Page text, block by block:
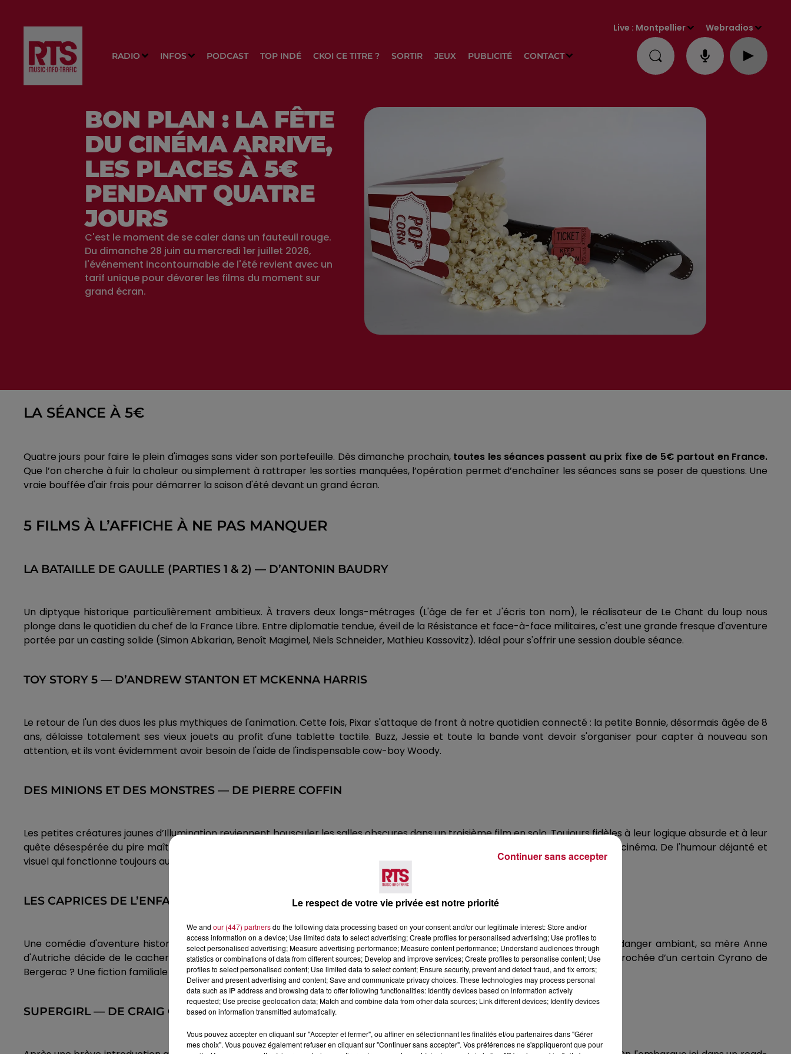
RADIO INFOS PODCAST TOP INDÉ CKOI CE TITRE ? SORTIR JEUX PUBLICITÉ CONTACT
Live : Montpellier Webradios
BON PLAN : LA FÊTE
DU CINÉMA ARRIVE,
LES PLACES À 5€
PENDANT QUATRE
JOURS
C'est le moment de se caler dans un fauteuil rouge.
Du dimanche 28 juin au mercredi 1er juillet 2026,
l'événement incontournable de l'été revient avec un
tarif unique pour dévorer les films du moment sur
grand écran.
LA SÉANCE À 5€
Quatre jours pour faire le plein d'images sans vider son portefeuille. Dès dimanche prochain,toutes les séances passent au prix fixe de 5€ partout en France.
Que l’on cherche à fuir la chaleur ou simplement à rattraper les sorties manquées, l’opération permet d’enchaîner les séances sans se poser de questions. Une
vraie bouffée d'air frais pour démarrer la saison d'été devant un grand écran.
5 FILMS À L’AFFICHE À NE PAS MANQUER
LA BATAILLE DE GAULLE (PARTIES 1 & 2) — D’ANTONIN BAUDRY
Un diptyque historique particulièrement ambitieux. À travers deux longs-métrages (L'âge de fer et J'écris ton nom), le réalisateur de Le Chant du loup nous
plonge dans le quotidien du chef de la France Libre. Entre diplomatie tendue, éveil de la Résistance et face-à-face militaires, c'est une grande fresque d'aventure
portée par un casting solide (Simon Abkarian, Benoît Magimel, Niels Schneider, Mathieu Kassovitz). Idéal pour s'offrir une session double séance.
TOY STORY 5 — D’ANDREW STANTON ET MCKENNA HARRIS
Le retour de l'un des duos les plus mythiques de l'animation. Cette fois, Pixar s'attaque de front à notre quotidien connecté : la petite Bonnie, désormais âgée de 8
ans, délaisse totalement ses vieux jouets au profit d'une tablette tactile. Buzz, Jessie et toute la bande vont devoir s'organiser pour capter à nouveau son
attention, et ils vont évidemment avoir besoin de l'aide de l'indispensable cow-boy Woody.
DES MINIONS ET DES MONSTRES — DE PIERRE COFFIN
Les petites créatures jaunes d’Illumination reviennent bousculer les salles obscures dans un troisième film en solo. Toujours fidèles à leur logique absurde et à leur
quête désespérée du pire maître possible, les Minions vont cette fois débarquer dans un univers inattendu, fait d'histoires et de cinéma. De l'humour déjanté et
visuel qui fonctionne toujours aussi bien.
LES CAPRICES DE L’ENFANT ROI — DE MICHEL LECLERC
Une comédie d'aventure historique qui joue la carte de la malice. En 1651, le futur Louis XIV n'est qu'un ado turbulent. Face au danger ambiant, sa mère Anne
d'Autriche décide de le cacher. Pour passer inaperçu, quoi de mieux que la troupe du célèbre Molière, sous la protection rapprochée d’un certain Cyrano de
Bergerac ? Une fiction familiale rythmée menée par Artus, Julia Piaton et Franck Dubosc.
SUPERGIRL — DE CRAIG GILLESPIE (SORTIE LE 1ER JUILLET)
Le respect de votre vie privée est notre priorité
We and our (447) partnersdo the following data processing based on your consent and/or our legitimate interest: Store and/or
access information on a device; Use limited data to select advertising; Create profiles for personalised advertising; Use profiles to
select personalised advertising; Measure advertising performance; Measure content performance; Understand audiences through
statistics or combinations of data from different sources; Develop and improve services; Create profiles to personalise content; Use
profiles to select personalised content; Use limited data to select content; Ensure security, prevent and detect fraud, and fix errors;
Deliver and present advertising and content; Save and communicate privacy choices. These technologies may process personal
data such as IP address and browsing data to offer following functionalities: Identify devices based on information actively
requested; Use precise geolocation data; Match and combine data from other data sources; Link different devices; Identify devices
based on information transmitted automatically.
Vous pouvez accepter en cliquant sur "Accepter et fermer", ou affiner en sélectionnant les finalités et/ou partenaires dans "Gérer
mes choix". Vous pouvez également refuser en cliquant sur "Continuer sans accepter". Vos préférences ne s'appliqueront que pour
Continuer sans accepter